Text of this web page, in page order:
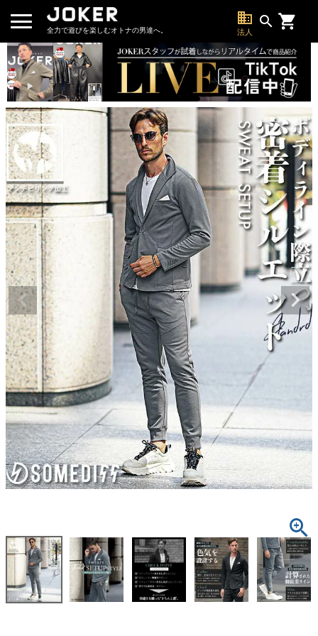
全力で遊びを楽しむオトナの男達へ。
business
法人
search